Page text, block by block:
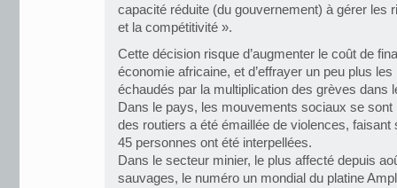
capacité réduite (du gouvernement) à gérer les
et la compétitivité ».
Cette décision risque d’augmenter le coût de
économie africaine, et d’effrayer un peu plus
échaudés par la multiplication des grèves dans
Dans le pays, les mouvements sociaux se
des routiers a été émaillée de violences,
45 personnes ont été interpellées.
Dans le secteur minier, le plus affecté depuis
sauvages, le numéro un mondial du platine